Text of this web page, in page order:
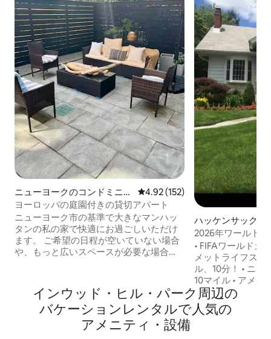
ニューヨークのコンドミニア
ム
レビュー152件、5つ星中4.92つ
4.92 (152)
ヨーロッパの庭園付きの貸切アパート
ニューヨーク市の基準で大きなマンハッ
タンの私の家で快適にお過ごしいただけ
ます。 ご希望の日程が空いていない場合
や、もっと広いスペースが必要な場合
は、アメリカのハーレム地区と隣接して
います。 野球ファンやジェイ・Zのコン
サートファンの方には朗報です。ヤンキ
ー・スタジアムまで徒歩圏内です。 サン
ハッケンサックの
2026年ワールドカップ！ メ
くの美しいコロニ
• FIFAワールドカ
メットライフス
ル、10分！ • ニューヨークの中心部から
10マイル • アメリカン・ドリーム・モー
ルまで6マイル • ハドソンバレー、Angry
Orchard、City
ノ、ニュージャー
インウッド・ヒル・パーク⁠周⁠辺⁠の
バ⁠ケ⁠ー⁠シ⁠ョ⁠ン⁠レ⁠ン⁠タ⁠ル⁠で人⁠気⁠の
ア⁠メ⁠ニ⁠テ⁠ィ⁠・⁠設⁠備